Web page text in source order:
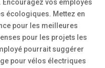
Encouragez vos employés
écologiques. Mettez en
pour les meilleures
pour les projets les
pourrait suggérer
pour vélos électriques